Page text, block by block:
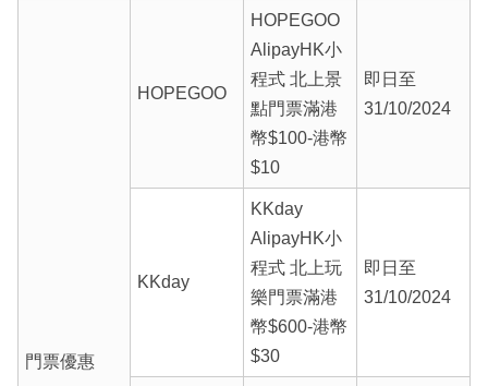
門票優惠
HOPEGOO
HOPEGOO
AlipayHK小
程式 北上景
點門票滿港
幣$100-港幣
$10
即日至
31/10/2024
KKday
KKday
AlipayHK小
程式 北上玩
樂門票滿港
幣$600-港幣
$30
即日至
31/10/2024